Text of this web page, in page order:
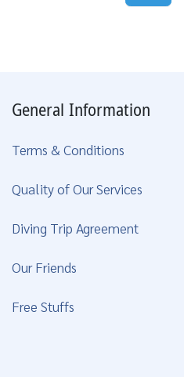
General Information
Terms & Conditions
Quality of Our Services
Diving Trip Agreement
Our Friends
Free Stuffs